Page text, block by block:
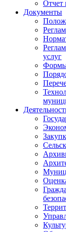
Отчет
Документы
услуг